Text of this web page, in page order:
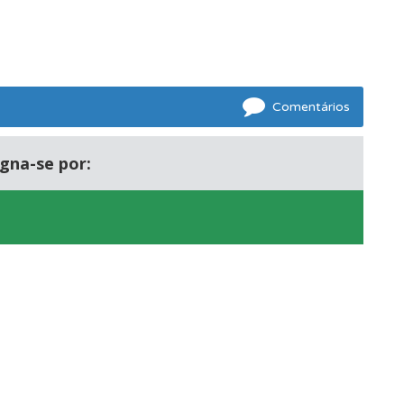
Comentários
se por: